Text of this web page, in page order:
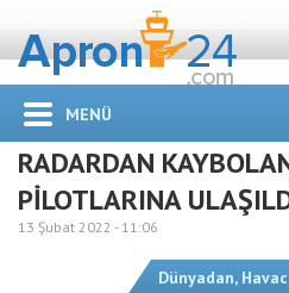
MENÜ
RADARDAN
PİLOTLARINA
13 Şubat 2022 - 11:06
Dünyadan,